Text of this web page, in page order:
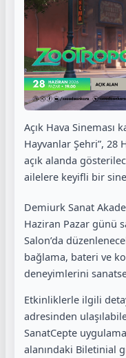
Açık Hava Sineması
Hayvanlar Şehri”, 28
açık alanda
ailelere keyifli bir
Demiurk Sanat
Haziran Pazar günü
Salon’da
bağlama, bateri ve
deneyimlerini
Etkinliklerle ilgili
adresinden
SanatCepte
alanındaki Biletinial